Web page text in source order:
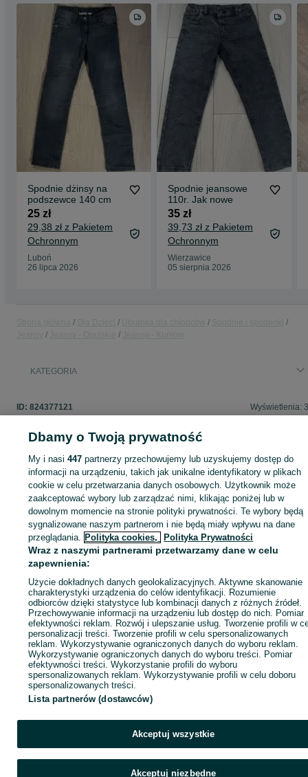
Spodnie dżinsy na
podszewce 140 cm
25 zł
29,38 zł z Pakietem
Ochronnym
Luboń
26 lipca 2026
Spodnie jeansowe
110r. Jak nowe
35 zł
39,73 zł z Pakietem
Ochronnym
Wierzawice
05 sierpnia 2026
KATEGORIA
ID: 824377121 Wyświetlenia:
Zaloguj się lub załóż konto na OLX, aby skontaktować się z
sprzedającym
Zaloguj się / Załóż konto
Dbamy o Twoją prywatność
My i nasi447 partnerzy przechowujemy lub uzyskujemy dostęp do
informacji na urządzeniu, takich jak unikalne identyfikatory w plikach
cookie w celu przetwarzania danych osobowych. Użytkownik może
zaakceptować wybory lub zarządzać nimi, klikając poniżej lub w
dowolnym momencie na stronie polityki prywatności. Te wybory będą
sygnalizowane naszym partnerom i nie będą miały wpływu na dane
przeglądania. Polityka cookies, Polityka Prywatności
Wraz z naszymi partnerami przetwarzamy dane w celu
zapewnienia:
Użycie dokładnych danych geolokalizacyjnych. Aktywne skanowanie
charakterystyki urządzenia do celów identyfikacji. Rozumienie
odbiorców dzięki statystyce lub kombinacji danych z różnych źródeł.
Przechowywanie informacji na urządzeniu lub dostęp do nich. Pomiar
efektywności reklam. Rozwój i ulepszanie usług. Tworzenie profili w
personalizacji treści. Tworzenie profili w celu spersonalizowanych
reklam. Wykorzystywanie ograniczonych danych do wyboru reklam.
Wykorzystywanie ograniczonych danych do wyboru treści. Pomiar
efektywności treści. Wykorzystanie profili do wyboru
spersonalizowanych reklam. Wykorzystywanie profili w celu doboru
spersonalizowanych treści.
Lista partnerów (dostawców)
Akceptuj wszystkie
Akceptuj niezbędne